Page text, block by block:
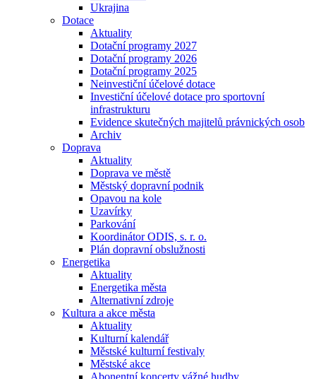
Ukrajina
Dotace
Aktuality
Dotační programy 2027
Dotační programy 2026
Dotační programy 2025
Neinvestiční účelové dotace
Investiční účelové dotace pro sportovní
infrastrukturu
Evidence skutečných majitelů právnických osob
Archiv
Doprava
Aktuality
Doprava ve městě
Městský dopravní podnik
Opavou na kole
Uzavírky
Parkování
Koordinátor ODIS, s. r. o.
Plán dopravní obslužnosti
Energetika
Aktuality
Energetika města
Alternativní zdroje
Kultura a akce města
Aktuality
Kulturní kalendář
Městské kulturní festivaly
Městské akce